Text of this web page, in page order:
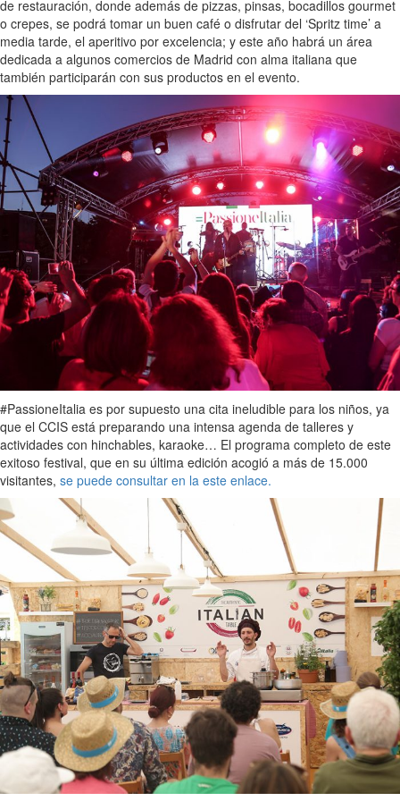
de restauración, donde además de pizzas, pinsas, bocadillos gourmet
o crepes, se podrá tomar un buen café o disfrutar del ‘Spritz time’ a
media tarde, el aperitivo por excelencia; y este año habrá un área
dedicada a algunos comercios de Madrid con alma italiana que
también participarán con sus productos en el evento.
#PassioneItalia es por supuesto una cita ineludible para los niños, ya
que el CCIS está preparando una intensa agenda de talleres y
actividades con hinchables, karaoke… El programa completo de este
exitoso festival, que en su última edición acogió a más de 15.000
visitantes, se puede consultar en la este enlace.